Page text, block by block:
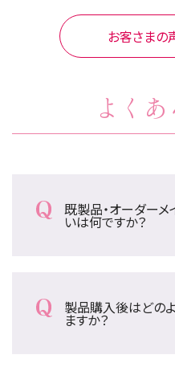
お客さまの
よく
既製品・オーダーメ
いは何ですか？
「ミディアム」「ロ
ルを用意しています
製品購入後はどの
ますか？